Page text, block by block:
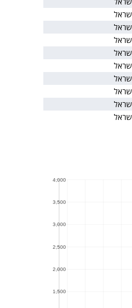
1,500
2,000
2,500
3,000
3,500
4,000